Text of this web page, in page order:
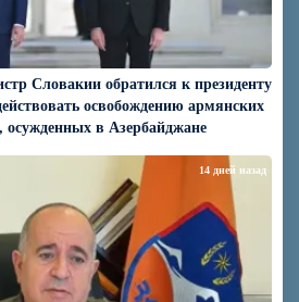
Словакии обратился к президенту
освобождению армянских
осужденных в Азербайджане
14 дней назад